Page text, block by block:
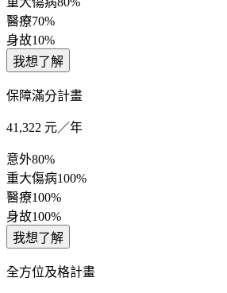
醫療70%
身故10%
我想了解
保障滿分計畫
41,322 元／年
意外80%
重大傷病100%
醫療100%
身故100%
我想了解
全方位及格計畫